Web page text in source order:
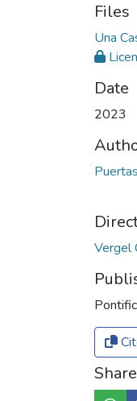
Files
Una
Date
2023
Share